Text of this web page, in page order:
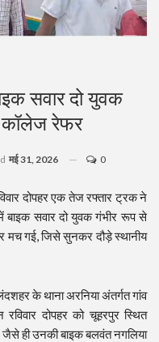
सवार दो युवक
रेफर
मई 31, 2026 0
दोपहर एक तेज रफ्तार ट्रक ने
बाइक सवार दो युवक गंभीर रूप से
मच गई, जिसे सुनकर दौड़े स्थानीय
के थाना अरनिया अंतर्गत गांव
रविवार दोपहर को चूहरपुर स्थित
ही उनकी बाइक बलवंत नगलिया